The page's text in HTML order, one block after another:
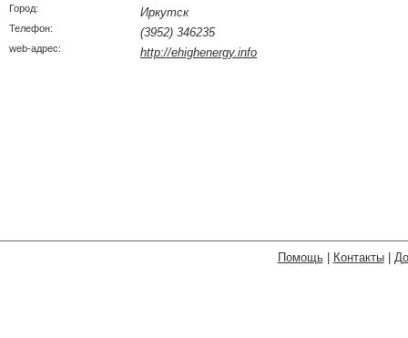
Город: Иркутск
Телефон: (3952) 346235
web-адрес: http://ehighenergy.info
Помощь| Контакты|